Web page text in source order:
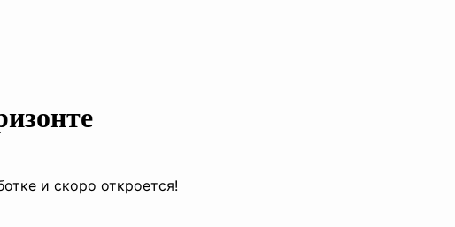
и скоро откроется!